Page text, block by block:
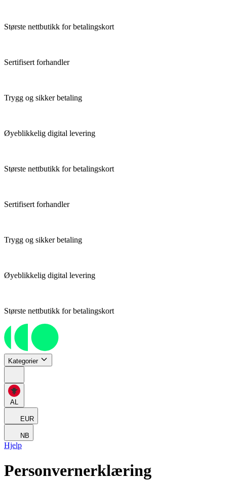
Største nettbutikk for betalingskort
Sertifisert forhandler
Trygg og sikker betaling
Øyeblikkelig digital levering
Største nettbutikk for betalingskort
Sertifisert forhandler
Trygg og sikker betaling
Øyeblikkelig digital levering
Største nettbutikk for betalingskort
Kategorier
AL
EUR
NB
Hjelp
Personvernerklæring